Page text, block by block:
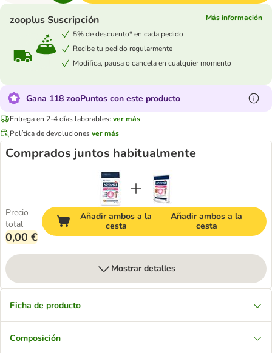
zooplus Suscripción
Más información
5% de descuento* en cada pedido
Recibe tu pedido regularmente
Modifica, pausa o cancela en cualquier momento
Gana 118 zooPuntos con este producto
Entrega en 2-4 días laborables: ver más
Política de devolucionesver más
Comprados juntos habitualmente
Precio
total
0,00 €
Añadir ambos a la
cesta
Añadir ambos a la
cesta
Mostrar detalles
Ficha de producto
Composición